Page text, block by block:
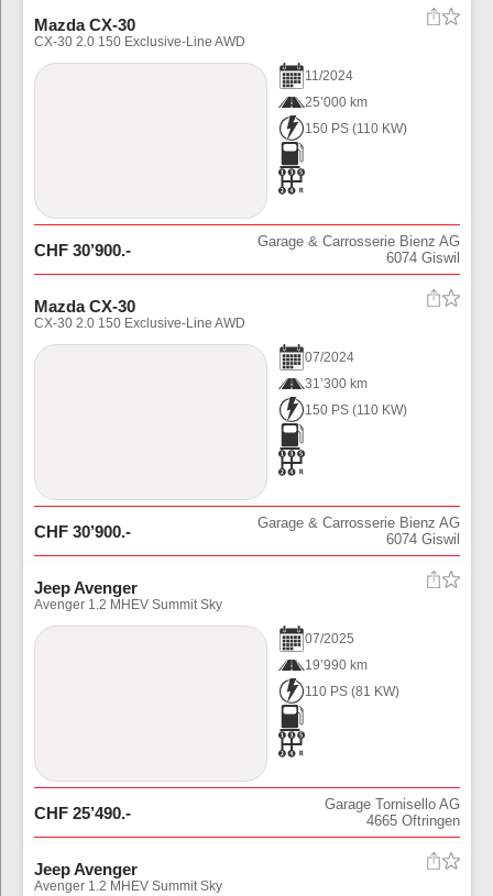
Mazda CX-30
CX-30 2.0 150 Exclusive-Line AWD
11/2024
25’000 km
150 PS (110 KW)
CHF 30’900.-
Garage & Carrosserie Bienz AG
6074 Giswil
Mazda CX-30
CX-30 2.0 150 Exclusive-Line AWD
07/2024
31’300 km
150 PS (110 KW)
CHF 30’900.-
Garage & Carrosserie Bienz AG
6074 Giswil
Jeep Avenger
Avenger 1.2 MHEV Summit Sky
07/2025
19’990 km
110 PS (81 KW)
CHF 25’490.-
Garage Tornisello AG
4665 Oftringen
Jeep Avenger
Avenger 1.2 MHEV Summit Sky